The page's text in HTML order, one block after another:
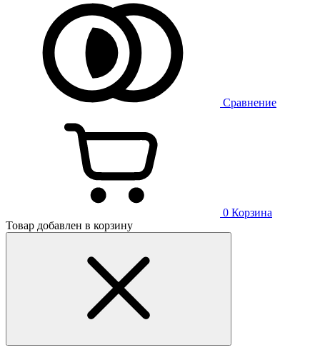
Сравнение
0 Корзина
Товар добавлен в корзину